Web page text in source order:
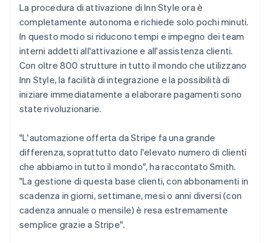
La procedura di attivazione di Inn Style ora è
completamente autonoma e richiede solo pochi minuti.
In questo modo si riducono tempi e impegno dei team
interni addetti all'attivazione e all'assistenza clienti.
Con oltre 800 strutture in tutto il mondo che utilizzano
Inn Style, la facilità di integrazione e la possibilità di
iniziare immediatamente a elaborare pagamenti sono
state rivoluzionarie.
"L'automazione offerta da Stripe fa una grande
differenza, soprattutto dato l'elevato numero di clienti
che abbiamo in tutto il mondo", ha raccontato Smith.
"La gestione di questa base clienti, con abbonamenti in
scadenza in giorni, settimane, mesi o anni diversi (con
cadenza annuale o mensile) è resa estremamente
semplice grazie a Stripe".